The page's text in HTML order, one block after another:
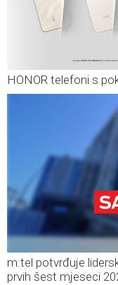
HONOR telefoni s
m:tel potvrđuje
prvih šest mjeseci